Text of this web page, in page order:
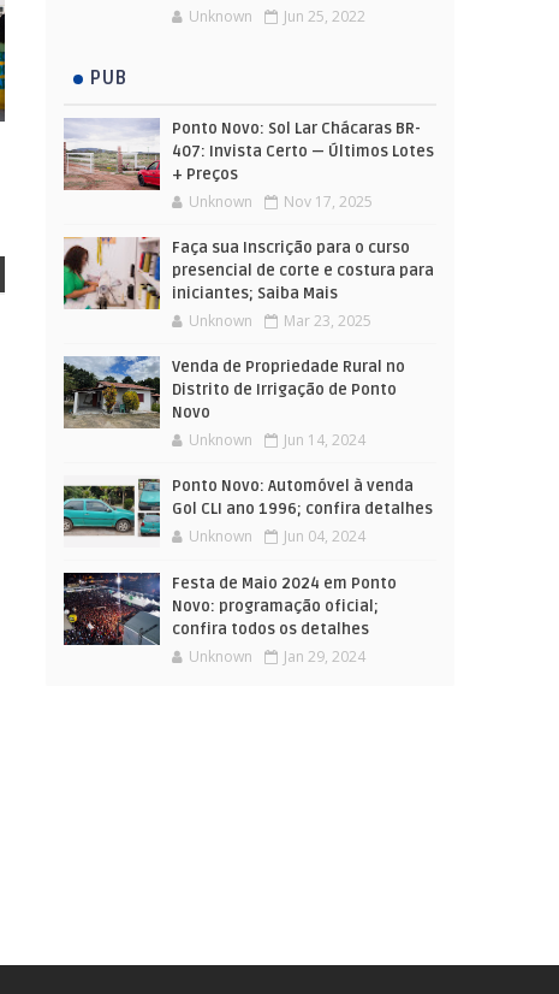
Unknown Jun 25, 2022
PUB
Ponto Novo: Sol Lar Chácaras BR-
407: Invista Certo — Últimos Lotes
+ Preços
Unknown Nov 17, 2025
Faça sua Inscrição para o curso
presencial de corte e costura para
iniciantes; Saiba Mais
Unknown Mar 23, 2025
Venda de Propriedade Rural no
Distrito de Irrigação de Ponto
Novo
Unknown Jun 14, 2024
Ponto Novo: Automóvel à venda
Gol CLI ano 1996; confira detalhes
Unknown Jun 04, 2024
Festa de Maio 2024 em Ponto
Novo: programação oficial;
confira todos os detalhes
Unknown Jan 29, 2024